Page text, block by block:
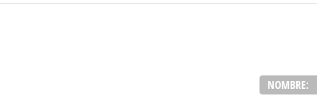
NOMBRE: